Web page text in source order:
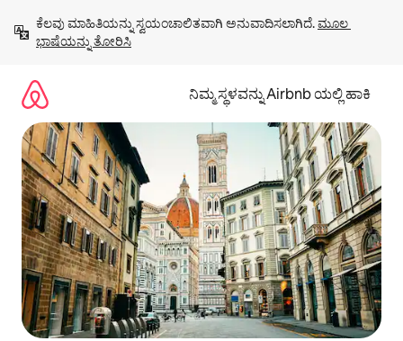
ಹೋಗಿ
ಕೆಲವು ಮಾಹಿತಿಯನ್ನು ಸ್ವಯಂಚಾಲಿತವಾಗಿ ಅನುವಾದಿಸಲಾಗಿದೆ. ಮೂಲ
ಭಾಷೆಯನ್ನು ತೋರಿಸಿ
ನಿಮ್ಮ ಸ್ಥಳವನ್ನು Airbnb ಯಲ್ಲಿ ಹಾಕಿ